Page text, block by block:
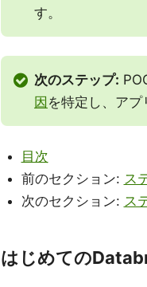
す。
次のステップ:
因 を特定し、アプ
目次
前のセクション: ス
次のセクション: ス
はじめての